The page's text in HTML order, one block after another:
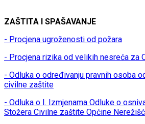
ZAŠTITA I SPAŠAVANJE
- Procjena ugroženosti od požara
- Procjena rizika od velikih nesreća za
- Odluka o određivanju pravnih osoba
civilne zaštite
- Odluka o I. Izmjenama Odluke o
Stožera Civilne zaštite Općine